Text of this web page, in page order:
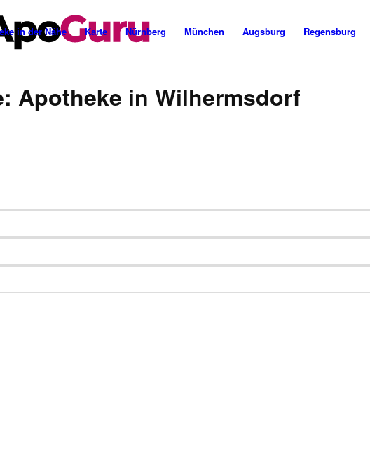
in der Nähe Karte Nürnberg München Augsburg Regensburg
Apotheke in Wilhermsdorf
Cannabis Rezept & Blüten CannaZen.de